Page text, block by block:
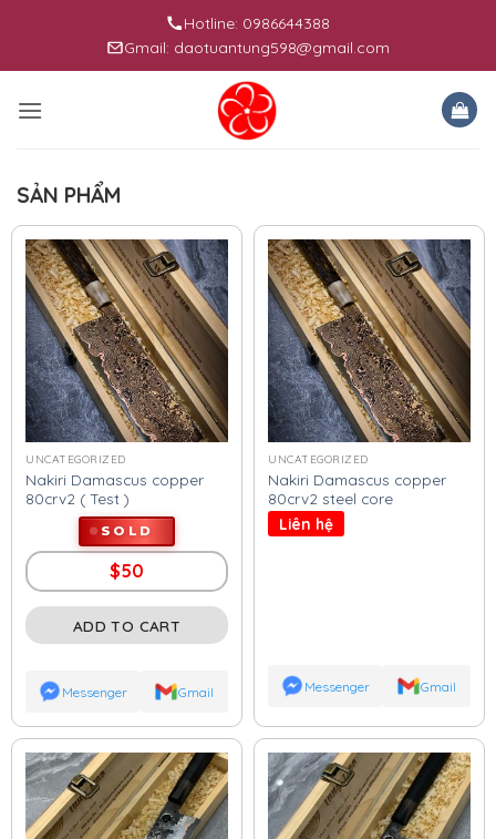
content
Hotline: 0986644388
Gmail: daotuantung598@gmail.com
SẢN PHẨM
UNCATEGORIZED
Nakiri Damascus copper
80crv2 ( Test )
SOLD
$50
ADD TO CART
Messenger Gmail
UNCATEGORIZED
Nakiri Damascus copper
80crv2 steel core
Liên hệ
Messenger Gmail